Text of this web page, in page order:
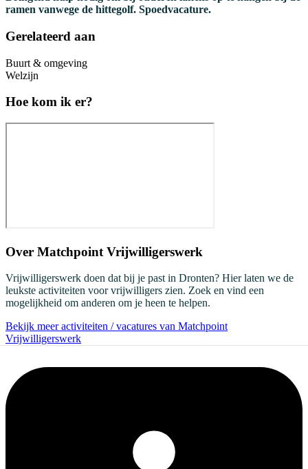
ramen vanwege de hittegolf. Spoedvacature.
Gerelateerd aan
Buurt & omgeving
Welzijn
Hoe kom ik er?
Over Matchpoint Vrijwilligerswerk
Vrijwilligerswerk doen dat bij je past in Dronten? Hier laten we de
leukste activiteiten voor vrijwilligers zien. Zoek en vind een
mogelijkheid om anderen om je heen te helpen.
Bekijk meer activiteiten / vacatures van Matchpoint
Vrijwilligerswerk